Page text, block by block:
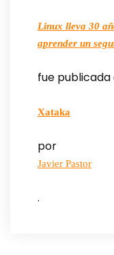
Linux lleva 30
aprender un
fue
Xataka
por
Javier Pastor
.